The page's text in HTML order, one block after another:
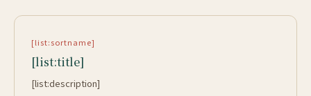
[list:sortname]
[list:title]
[list:description]